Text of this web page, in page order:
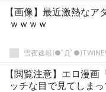
【画像】最近激熱な
ｗｗｗｗ
雪夜速報(●ﾟДﾟ
【閲覧注意】エロ漫
ッチな目で見てしま